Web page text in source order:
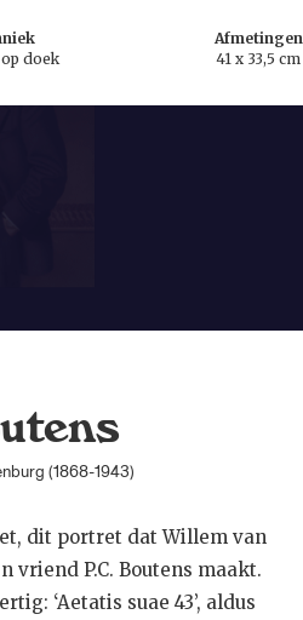
doek
Afmetingen
41 x 33,5 cm
(1868-1943)
dit portret dat Willem van
vriend P.C. Boutens maakt.
‘Aetatis suae 43’, aldus